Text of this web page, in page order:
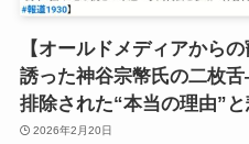
【オールドメディアから
誘った神谷宗幣氏の二枚
排除された“本当の理由”
2026年2月20日